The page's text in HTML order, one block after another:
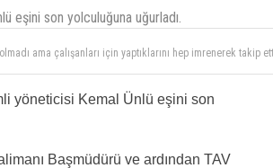
eşini son yolculuğuna uğurladı.
cennet olsun inşallah tüm ailesine başsağlığı diliyorum
olmadı ama çalışanları için yaptıklarını hep imrenerek
cennet olsun inşAllah
yöneticisi Kemal Ünlü eşini son
Başmüdürü ve ardından TAV